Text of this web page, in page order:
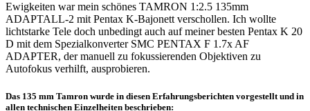
Ewigkeiten war mein schönes TAMRON 1:2.5 135mm
ADAPTALL-2 mit Pentax K-Bajonett verschollen. Ich wollte
lichtstarke Tele doch unbedingt auch auf meiner besten Pentax K 20
D mit dem Spezialkonverter SMC PENTAX F 1.7x AF
ADAPTER, der manuell zu fokussierenden Objektiven zu
Autofokus verhilft, ausprobieren.
Das 135 mm Tamron wurde in diesen Erfahrungsberichten vorgestellt und in
allen technischen Einzelheiten beschrieben: